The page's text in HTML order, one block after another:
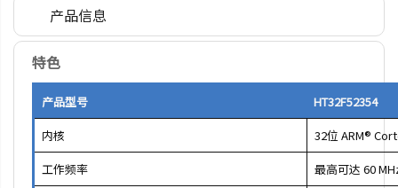
产品信息
特色
产品型号
HT32F52354
内核
32位 ARM®
工作频率
最高可达 60